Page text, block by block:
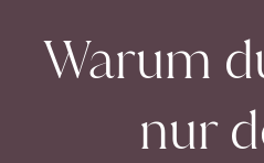
Warum
nur